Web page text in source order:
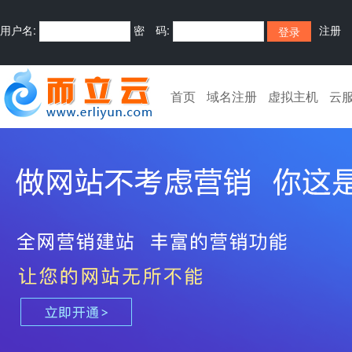
用户名: 密 码: 注册
首页 域名注册 虚拟主机 云